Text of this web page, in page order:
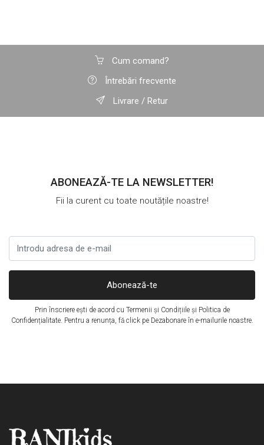
Cum comand?
Întrebări frecvente
Livrare / Retur
ABONEAZĂ-TE LA NEWSLETTER!
Fii la curent cu toate noutățile noastre!
Abonează-te
Prin înscriere ești de acord cu Termenii și Condițiileși Politica de
Confidențialitate. Pentru a renunța, fă click pe Dezabonare în e-mailurile noastre.